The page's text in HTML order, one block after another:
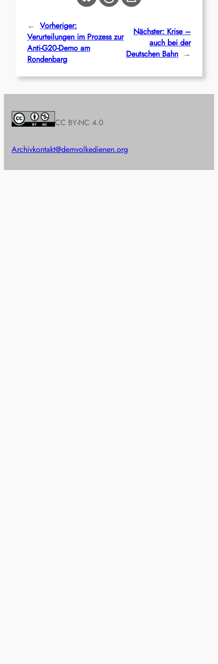
← Vorheriger:
Verurteilungen im Prozess zur
Anti-G20-Demo am
Rondenbarg
Nächster: Krise –
auch bei der
Deutschen Bahn →
CC BY-NC 4.0
Archivkontakt@demvolkedienen.org